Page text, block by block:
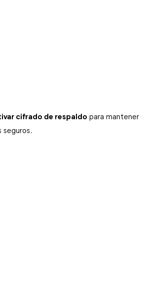
cifrado de respaldo para mantener
seguros.